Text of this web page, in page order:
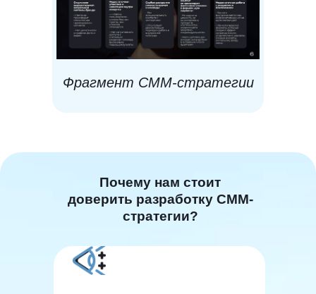
Фрагмент СММ-стратегии
Почему нам стоит
доверить разработку СММ-
стратегии?